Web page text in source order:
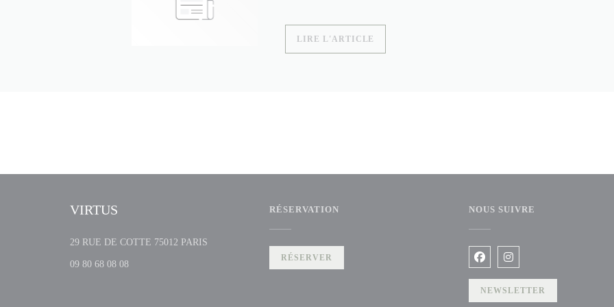
LIRE L'ARTICLE
VIRTUS
29 RUE DE COTTE 75012 PARIS
09 80 68 08 08
RÉSERVATION
RÉSERVER
NOUS SUIVRE
Facebook ((ouvre une nouvelle
Instagram ((ouvre une
NEWSLETTER